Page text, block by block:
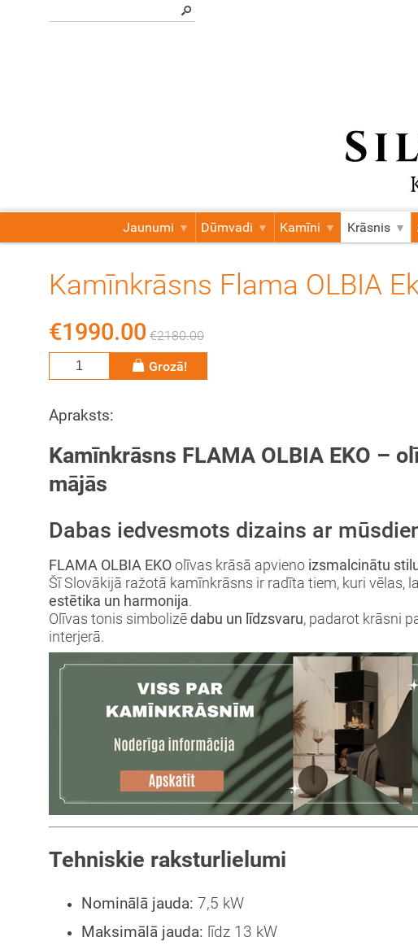
Jaunumi Dūmvadi Kamīni Krāsnis
Kamīnkrāsns Flama OLBIA
€1990.00 €2180.00
Grozā!
Apraksts:
Kamīnkrāsns FLAMA OLBIA EKO –
mājās
Dabas iedvesmots dizains ar
FLAMA OLBIA EKO olīvas krāsā apvieno izsmalcinātu
Šī Slovākijā ražotā kamīnkrāsns ir radīta tiem, kuri vēlas,
estētika un harmonija.
Olīvas tonis simbolizē dabu un līdzsvaru, padarot krāsni
interjerā.
Tehniskie raksturlielumi
Nominālā jauda: 7,5 kW
Maksimālā jauda: līdz 13 kW